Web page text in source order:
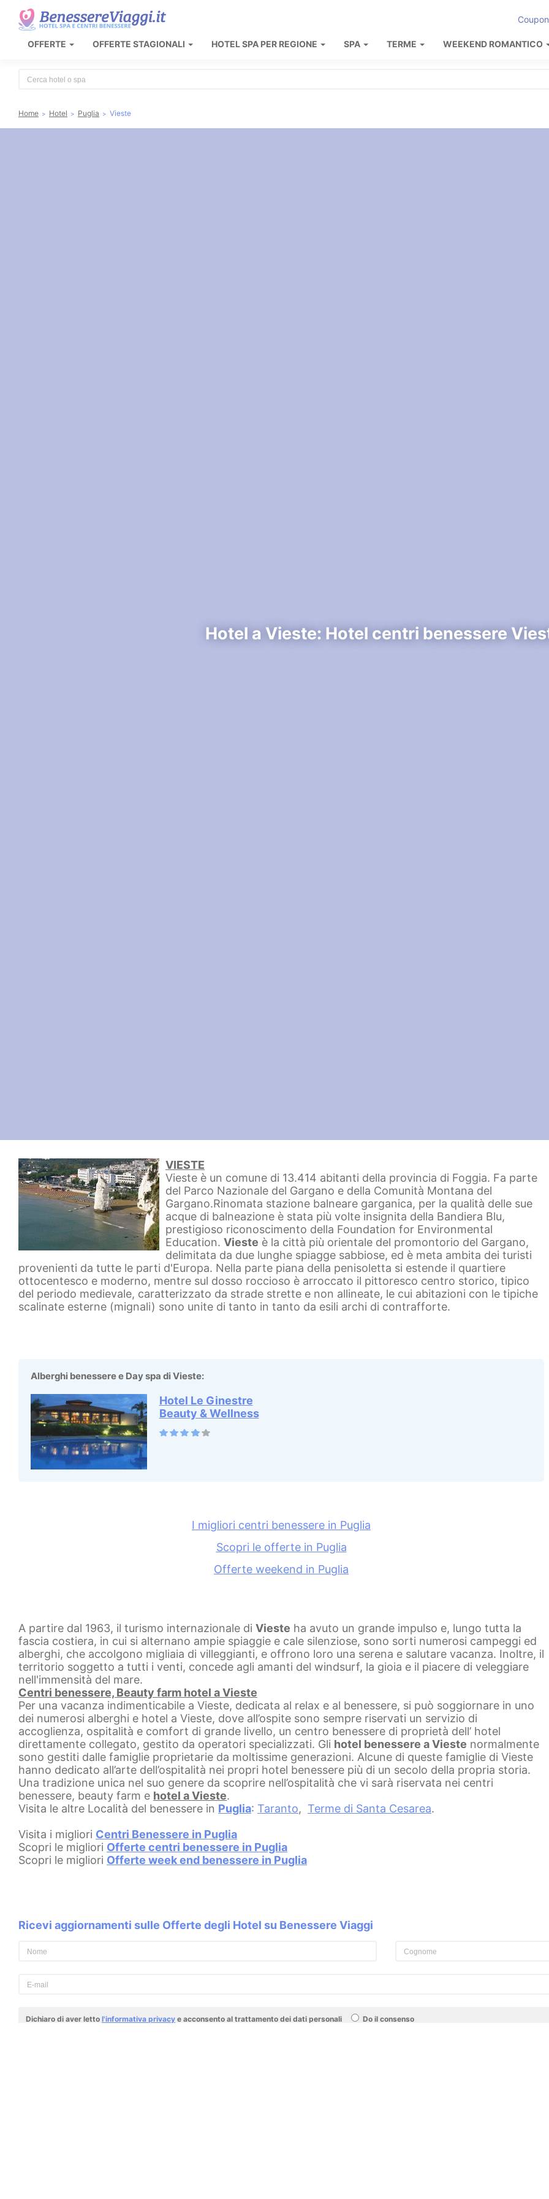
OFFERTE OFFERTE STAGIONALI HOTEL SPA PER REGIONE SPA TERME WEEKEND ROMANTICO
Home Hotel Puglia Vieste
Hotel a Vieste: Hotel centri benessere
VIESTE
Vieste è un comune di 13.414 abitanti della provincia di Foggia. Fa parte
del Parco Nazionale del Gargano e della Comunità Montana del
Gargano.Rinomata stazione balneare garganica, per la qualità delle sue
acque di balneazione è stata più volte insignita della Bandiera Blu,
prestigioso riconoscimento della Foundation for Environmental
Education. Vieste è la città più orientale del promontorio del Gargano,
delimitata da due lunghe spiagge sabbiose, ed è meta ambita dei turisti
provenienti da tutte le parti d'Europa. Nella parte piana della penisoletta si estende il quartiere
ottocentesco e moderno, mentre sul dosso roccioso è arroccato il pittoresco centro storico, tipico
del periodo medievale, caratterizzato da strade strette e non allineate, le cui abitazioni con le tipiche
scalinate esterne (mignali) sono unite di tanto in tanto da esili archi di contrafforte.
Alberghi benessere e Day spa di Vieste:
Hotel Le Ginestre
Beauty & Wellness
I migliori centri benessere in Puglia
Scopri le offerte in Puglia
Offerte weekend in Puglia
A partire dal 1963, il turismo internazionale di Vieste ha avuto un grande impulso e, lungo tutta la
fascia costiera, in cui si alternano ampie spiaggie e cale silenziose, sono sorti numerosi campeggi ed
alberghi, che accolgono migliaia di villeggianti, e offrono loro una serena e salutare vacanza. Inoltre, il
territorio soggetto a tutti i venti, concede agli amanti del windsurf, la gioia e il piacere di veleggiare
nell'immensità del mare.
Centri benessere, Beauty farm hotel a Vieste
Per una vacanza indimenticabile a Vieste, dedicata al relax e al benessere, si può soggiornare in uno
dei numerosi alberghi e hotel a Vieste, dove all’ospite sono sempre riservati un servizio di
accoglienza, ospitalità e comfort di grande livello, un centro benessere di proprietà dell’ hotel
direttamente collegato, gestito da operatori specializzati. Gli hotel benessere a Vieste normalmente
sono gestiti dalle famiglie proprietarie da moltissime generazioni. Alcune di queste famiglie di Vieste
hanno dedicato all’arte dell’ospitalità nei propri hotel benessere più di un secolo della propria storia.
Una tradizione unica nel suo genere da scoprire nell’ospitalità che vi sarà riservata nei centri
benessere, beauty farm e hotel a Vieste.
Visita le altre Località del benessere in Puglia: Taranto, Terme di Santa Cesarea.
Visita i migliori Centri Benessere in Puglia
Scopri le migliori Offerte centri benessere in Puglia
Scopri le migliori Offerte week end benessere in Puglia
Ricevi aggiornamenti sulle Offerte degli Hotel su Benessere Viaggi
Dichiaro di aver letto l'informativa privacy e acconsento al trattamento dei dati personali
Do il consenso